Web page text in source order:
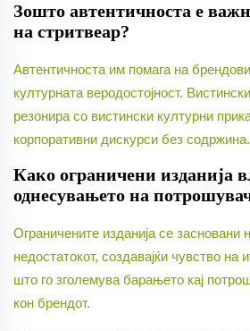
Зошто автентичноста е
на стритвеар?
Автентичноста им помага на
културната веродостојност.
резонира со вистински културни
корпоративни дискурси без содржина.
Како ограничени изданија
однесувањето на
Ограничените изданија се засновани
недостатокот, создавајќи чувство на
што го зголемува барањето кај
кон брендот.